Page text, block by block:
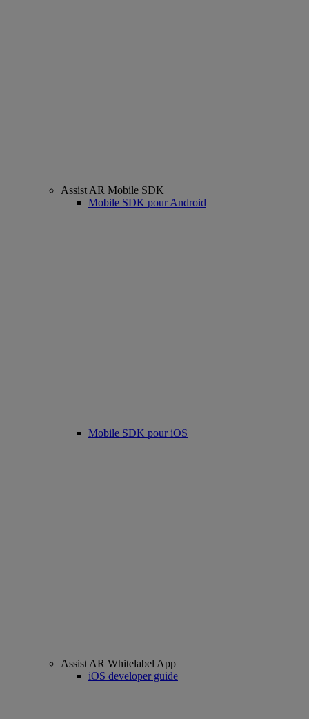
Assist AR Mobile SDK
Mobile SDK pour Android
Mobile SDK pour iOS
Assist AR Whitelabel App
iOS developer guide